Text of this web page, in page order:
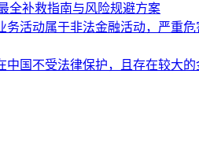
全补救指南与风险规避方案
务活动属于非法金融活动，严重
中国不受法律保护，且存在较大